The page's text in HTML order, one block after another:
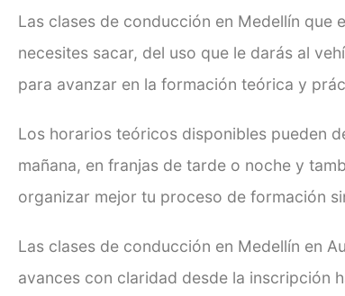
Las clases de conducción en Medellín que
necesites sacar, del uso que le darás al
para avanzar en la formación teórica y
Los horarios teóricos disponibles pueden
mañana, en franjas de tarde o noche y
organizar mejor tu proceso de formación
Las clases de conducción en Medellín en
avances con claridad desde la inscripción